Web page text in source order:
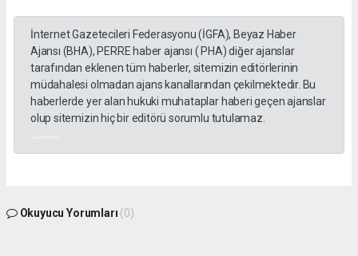
İnternet Gazetecileri Federasyonu (İGFA), Beyaz Haber
Ajansı (BHA), PERRE haber ajansı ( PHA) diğer ajanslar
tarafından eklenen tüm haberler, sitemizin editörlerinin
müdahalesi olmadan ajans kanallarından çekilmektedir. Bu
haberlerde yer alan hukuki muhataplar haberi geçen ajanslar
olup sitemizin hiç bir editörü sorumlu tutulamaz.
Okuyucu Yorumları (0)